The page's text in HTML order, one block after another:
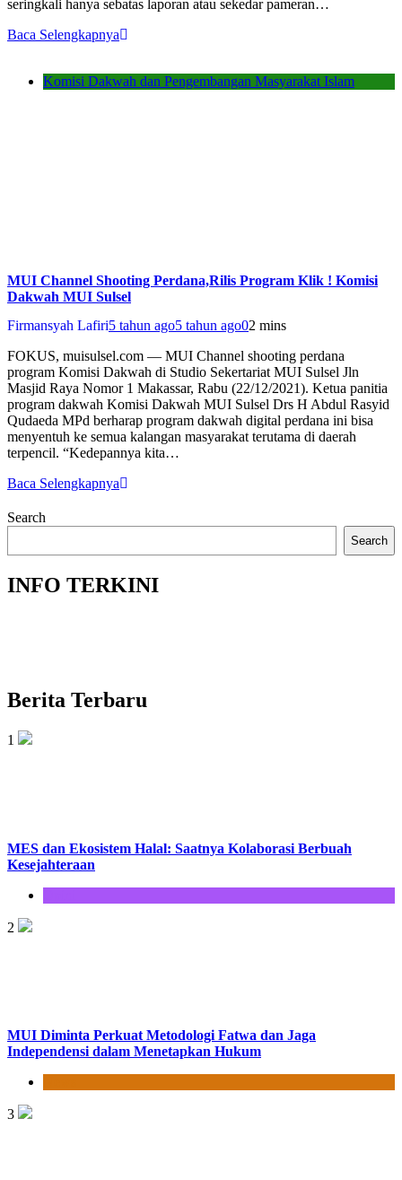
seringkali hanya sebatas laporan atau sekedar pameran…
Baca Selengkapnya
Komisi Dakwah dan Pengembangan Masyarakat Islam
MUI Channel Shooting Perdana,Rilis Program Klik ! Komisi
Dakwah MUI Sulsel
Firmansyah Lafiri5 tahun ago5 tahun ago02 mins
FOKUS, muisulsel.com — MUI Channel shooting perdana
program Komisi Dakwah di Studio Sekertariat MUI Sulsel Jln
Masjid Raya Nomor 1 Makassar, Rabu (22/12/2021). Ketua panitia
program dakwah Komisi Dakwah MUI Sulsel Drs H Abdul Rasyid
Qudaeda MPd berharap program dakwah digital perdana ini bisa
menyentuh ke semua kalangan masyarakat terutama di daerah
terpencil. “Kedepannya kita…
Baca Selengkapnya
Search
Search
INFO TERKINI
Berita Terbaru
1
MES dan Ekosistem Halal: Saatnya Kolaborasi Berbuah
Kesejahteraan
2
MUI Diminta Perkuat Metodologi Fatwa dan Jaga
Independensi dalam Menetapkan Hukum
3